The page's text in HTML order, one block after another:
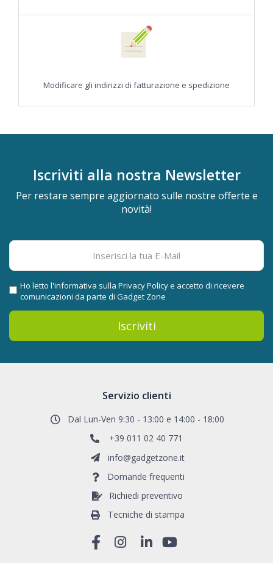
Modificare gli indirizzi di fatturazione e spedizione
Iscriviti alla nostra Newsletter
Per restare sempre aggiornato sulle nostre offerte e
novità!
Iscriviti
Ho letto l'informativa sulla Privacy Policye accetto di ricevere
comunicazioni da parte di Gadget Zone
Servizio clienti
Dal Lun-Ven 9:30 - 13:00 e 14:00 - 18:00
+39 011 02 40 771
info@gadgetzone.it
Domande frequenti
Richiedi preventivo
Tecniche di stampa